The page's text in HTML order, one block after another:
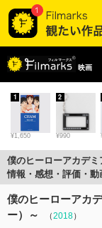
映画
¥1,650
1
¥990
2
僕のヒーローアカデ
情報・感想・評価・動
僕のヒーローアカ
ー）～
（2018）